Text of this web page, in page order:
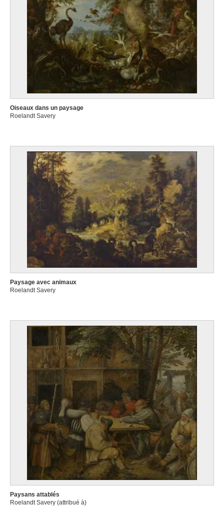
Oiseaux dans un paysage
Roelandt Savery
Paysage avec animaux
Roelandt Savery
Paysans attablés
Roelandt Savery (attribué à)